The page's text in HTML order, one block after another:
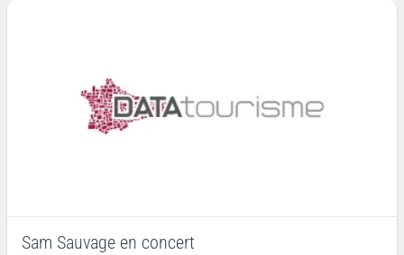
Sam Sauvage en concert